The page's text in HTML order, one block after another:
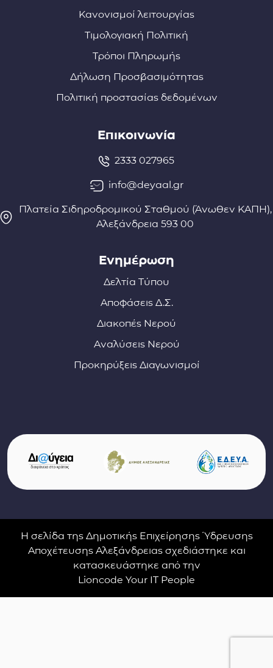
Κανονισμοί λειτουργίας
Τιμολογιακή Πολιτική
Τρόποι Πληρωμής
Δήλωση Προσβασιμότητας
Πολιτική προστασίας δεδομένων
Επικοινωνία
2333 027965
info@deyaal.gr
Πλατεία Σιδηροδρομικού Σταθμού (Άνωθεν ΚΑΠΗ),
Αλεξάνδρεια 593 00
Ενημέρωση
Δελτία Τύπου
Αποφάσεις Δ.Σ.
Διακοπές Νερού
Αναλύσεις Νερού
Προκηρύξεις Διαγωνισμοί
Σύνδεσμοι φορέων και συνεργατών
(ανοίγει σε νέο παράθυρο)
(ανοίγει σε νέο
Η σελίδα της Δημοτικής Επιχείρησης Ύδρευσης
Αποχέτευσης Αλεξάνδρειας σχεδιάστηκε και
κατασκευάστηκε από την
Lioncode Your IT People